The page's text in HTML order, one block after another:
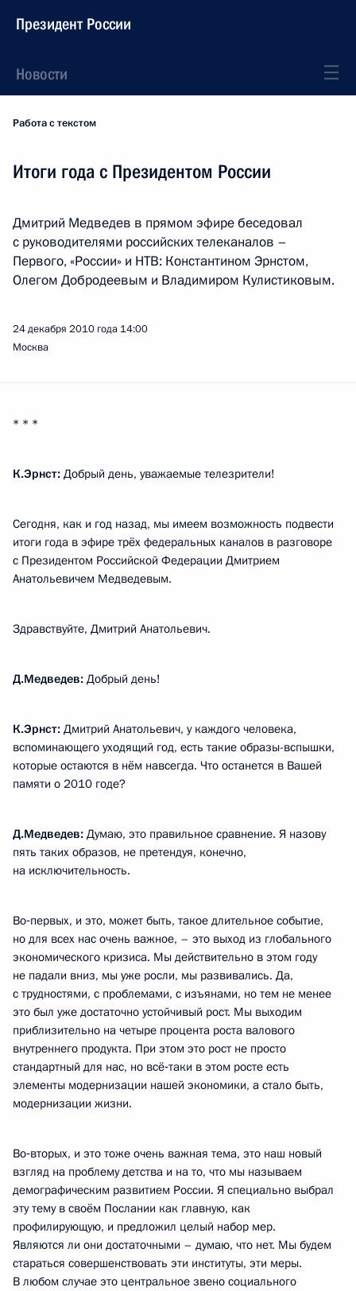
Президент России
Новости
Работа с текстом
Итоги года с Президентом России
Дмитрий Медведев в прямом эфире беседовал
с руководителями российских телеканалов –
Первого, «России» и НТВ: Константином Эрнстом,
Олегом Добродеевым и Владимиром Кулистиковым.
24 декабря 2010 года 14:00
Москва
* * *
К.Эрнст: Добрый день, уважаемые телезрители!
Сегодня, как и год назад, мы имеем возможность подвести
итоги года в эфире трёх федеральных каналов в разговоре
с Президентом Российской Федерации Дмитрием
Анатольевичем Медведевым.
Здравствуйте, Дмитрий Анатольевич.
Д.Медведев: Добрый день!
К.Эрнст: Дмитрий Анатольевич, у каждого человека,
вспоминающего уходящий год, есть такие образы-вспышки,
которые остаются в нём навсегда. Что останется в Вашей
памяти о 2010 годе?
Д.Медведев: Думаю, это правильное сравнение. Я назову
пять таких образов, не претендуя, конечно,
на исключительность.
Во‑первых, и это, может быть, такое длительное событие,
но для всех нас очень важное, – это выход из глобального
экономического кризиса. Мы действительно в этом году
не падали вниз, мы уже росли, мы развивались. Да,
с трудностями, с проблемами, с изъянами, но тем не менее
это был уже достаточно устойчивый рост. Мы выходим
приблизительно на четыре процента роста валового
внутреннего продукта. При этом это рост не просто
стандартный для нас, но всё‑таки в этом росте есть
элементы модернизации нашей экономики, а стало быть,
модернизации жизни.
Во‑вторых, и это тоже очень важная тема, это наш новый
взгляд на проблему детства и на то, что мы называем
демографическим развитием России. Я специально выбрал
эту тему в своём Послании как главную, как
профилирующую, и предложил целый набор мер.
Являются ли они достаточными – думаю, что нет. Мы будем
стараться совершенствовать эти институты, эти меры.
В любом случае это центральное звено социального